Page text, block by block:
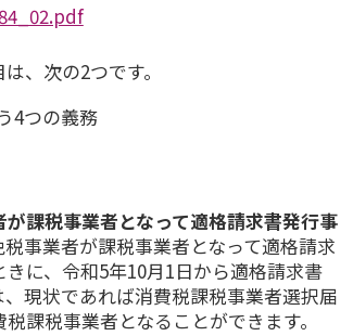
、次の2つです。
4つの義務
が課税事業者となって適格請求書発⾏事
税事業者が課税事業者となって適格請求
に、令和5年10月1日から適格請求書
現状であれば消費税課税事業者選択届
課税事業者となることができます。